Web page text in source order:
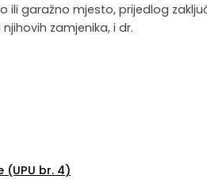
ili garažno mjesto, prijedlog
zamjenika, i dr.
br. 4)